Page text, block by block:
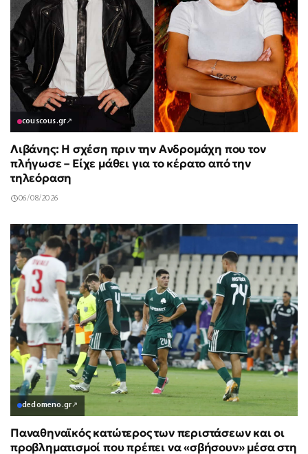
couscous.gr↗
Λιβάνης: Η σχέση πριν την Ανδρομάχη που τον
πλήγωσε – Είχε μάθει για το κέρατο από την
τηλεόραση
06/08/2026
dedomeno.gr↗
Παναθηναϊκός κατώτερος των περιστάσεων και οι
προβληματισμοί που πρέπει να «σβήσουν» μέσα στη